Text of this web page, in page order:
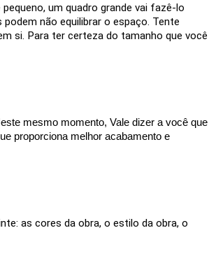
um quadro grande vai fazê-lo
não equilibrar o espaço. Tente
si. Para ter certeza do tamanho que você
mesmo momento, Vale dizer a você que
proporciona melhor acabamento e
as cores da obra, o estilo da obra, o